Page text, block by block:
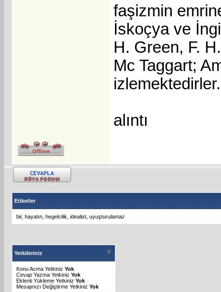
faşizmin
İskoçya ve
H. Green, F.
Mc Taggart;
izlemektedirler.
alıntı
Etiketler
bir, hayatın hegelcilik idealist uyuşturulamaz
Yetkileriniz
Konu Acma Yetkiniz Yok
Cevap Yazma Yetkiniz Yok
Eklenti Yükleme Yetkiniz Yok
Mesajınızı Değiştirme Yetkiniz Yok